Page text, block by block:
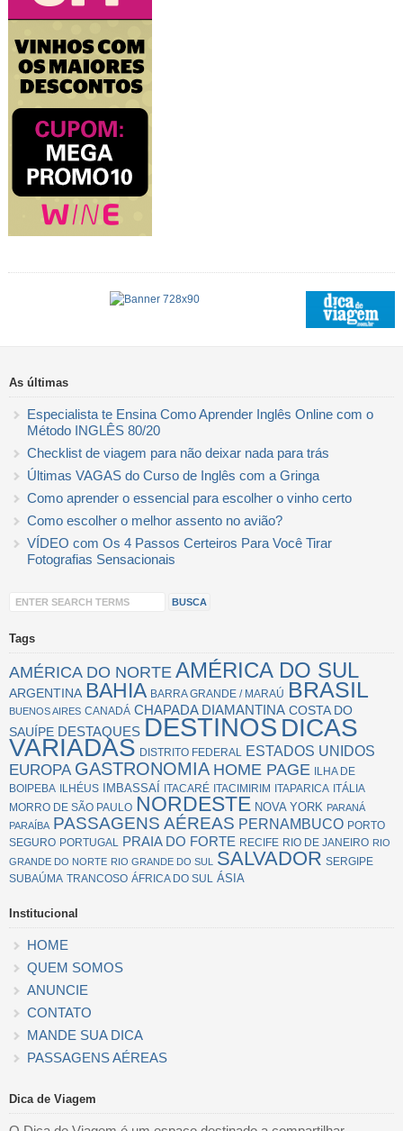
As últimas
Especialista te Ensina Como Aprender Inglês Online com o
Método INGLÊS 80/20
Checklist de viagem para não deixar nada para trás
Últimas VAGAS do Curso de Inglês com a Gringa
Como aprender o essencial para escolher o vinho certo
Como escolher o melhor assento no avião?
VÍDEO com Os 4 Passos Certeiros Para Você Tirar
Fotografias Sensacionais
Tags
AMÉRICA DO NORTE AMÉRICA DO SUL
ARGENTINA BAHIA BARRA GRANDE / MARAÚ BRASIL
BUENOS AIRES CANADÁ CHAPADA DIAMANTINA COSTA DO
SAUÍPE DESTAQUES DESTINOS DICAS
VARIADAS DISTRITO FEDERAL ESTADOS UNIDOS
EUROPA GASTRONOMIA HOME PAGE ILHA DE
BOIPEBA ILHÉUS IMBASSAÍ ITACARÉ ITACIMIRIM ITAPARICA ITÁLIA
MORRO DE SÃO PAULO NORDESTE NOVA YORK PARANÁ
PARAÍBA PASSAGENS AÉREAS PERNAMBUCO PORTO
SEGURO PORTUGAL PRAIA DO FORTE RECIFE RIO DE JANEIRO RIO
GRANDE DO NORTE RIO GRANDE DO SUL SALVADOR SERGIPE
SUBAÚMA TRANCOSO ÁFRICA DO SUL ÁSIA
Institucional
HOME
QUEM SOMOS
ANUNCIE
CONTATO
MANDE SUA DICA
PASSAGENS AÉREAS
Dica de Viagem